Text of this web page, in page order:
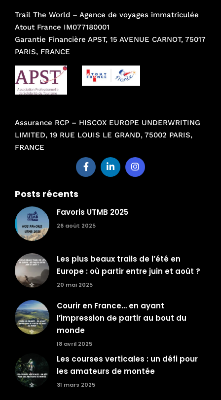
Trail The World – Agence de voyages immatriculée
Atout France IM077180001
Garantie Financière APST, 15 AVENUE CARNOT, 75017
PARIS, FRANCE
Assurance RCP – HISCOX EUROPE UNDERWRITING
LIMITED, 19 RUE LOUIS LE GRAND, 75002 PARIS,
FRANCE
Posts récents
Favoris UTMB 2025
26 août 2025
Les plus beaux trails de l’été en
Europe : où partir entre juin et août ?
20 mai 2025
Courir en France… en ayant
l’impression de partir au bout du
monde
18 avril 2025
Les courses verticales : un défi pour
les amateurs de montée
31 mars 2025